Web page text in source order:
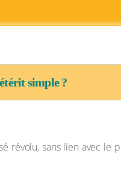
simple ?
sans lien avec le